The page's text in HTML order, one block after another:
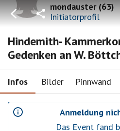
mondauster(63)
Initiatorprofil
Hindemith-
Gedenken an W.
Infos Bilder Pinnwand
Anmeldung
Das Event fand